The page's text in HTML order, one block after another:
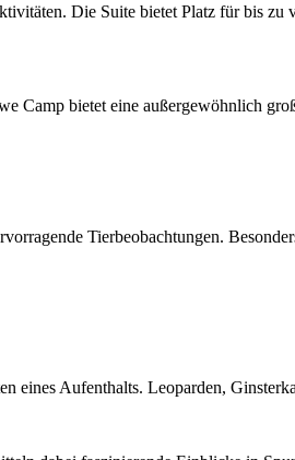
Die Suite bietet Platz für bis
Camp bietet eine außergewöhnlich
Tierbeobachtungen.
Aufenthalts. Leoparden,